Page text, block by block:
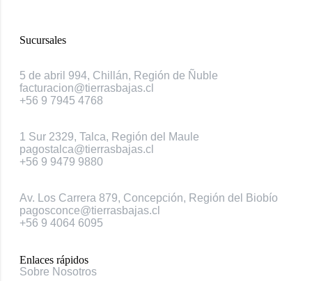
Sucursales
5 de abril 994, Chillán, Región de Ñuble
facturacion@tierrasbajas.cl
+56 9 7945 4768
1 Sur 2329, Talca, Región del Maule
pagostalca@tierrasbajas.cl
+56 9 9479 9880
Av. Los Carrera 879, Concepción, Región del Biobío
pagosconce@tierrasbajas.cl
+56 9 4064 6095
Enlaces rápidos
Sobre Nosotros